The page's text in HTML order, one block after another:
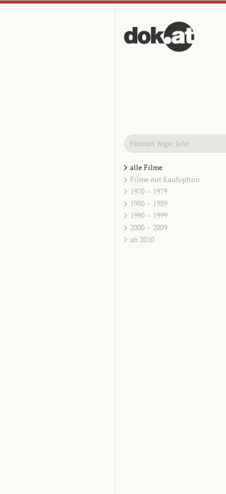
alle Filme
Filme mit Kaufoption
1970 – 1979
1980 – 1989
1990 – 1999
2000 – 2009
ab 2010